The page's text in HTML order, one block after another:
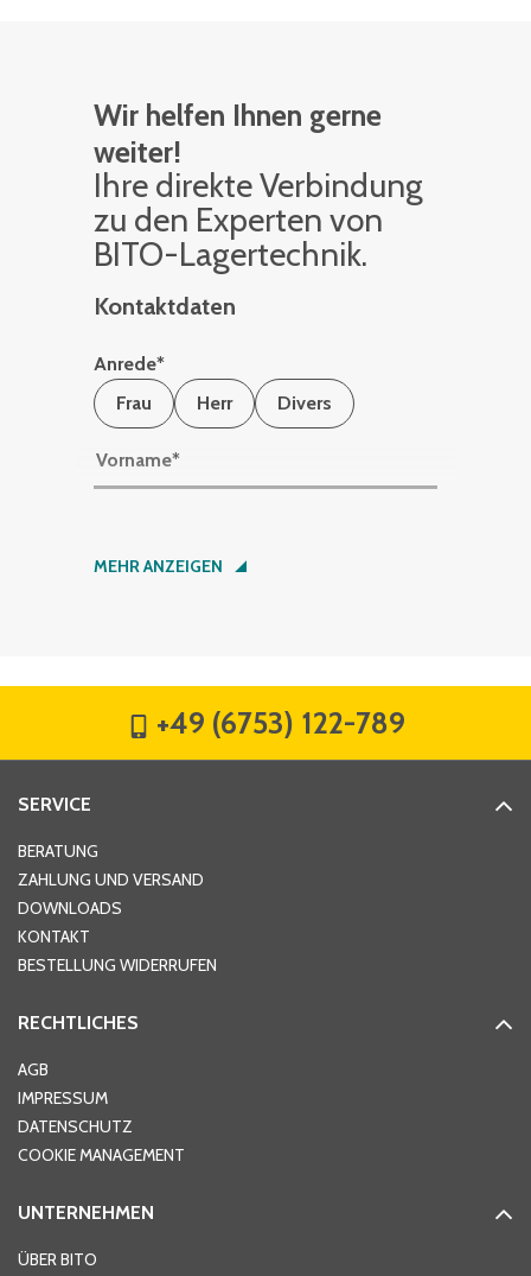
Wir helfen Ihnen gerne
weiter!
Ihre di­rek­te Ver­bin­dung
zu den Ex­per­ten von
BITO-La­ger­tech­nik.
Kontaktdaten
Anrede*
Frau
Herr Divers
Vorname*
Nachname*
Hausnummer
Ort*
Telefon
MEHR ANZEIGEN
+49 (6753) 122-789
SERVICE
BERATUNG
ZAHLUNG UND VERSAND
DOWNLOADS
KONTAKT
BESTELLUNG WIDERRUFEN
RECHTLICHES
AGB
IMPRESSUM
DATENSCHUTZ
COOKIE MANAGEMENT
UNTERNEHMEN
ÜBER BITO